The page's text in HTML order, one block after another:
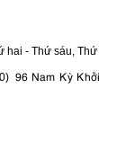
hai - Thứ sáu, Thứ
) 96 Nam Kỳ Khởi